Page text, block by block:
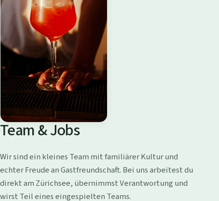
Team & Jobs
Wir sind ein kleines Team mit familiärer Kultur und
echter Freude an Gastfreundschaft. Bei uns arbeitest du
direkt am Zürichsee, übernimmst Verantwortung und
wirst Teil eines eingespielten Teams.